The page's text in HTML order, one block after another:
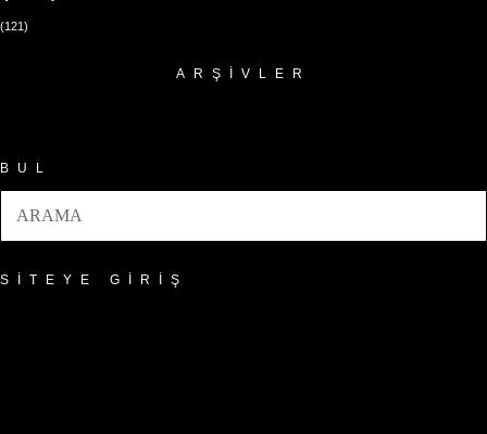
(121)
ARŞIVLER
BUL
SITEYE GIRIŞ